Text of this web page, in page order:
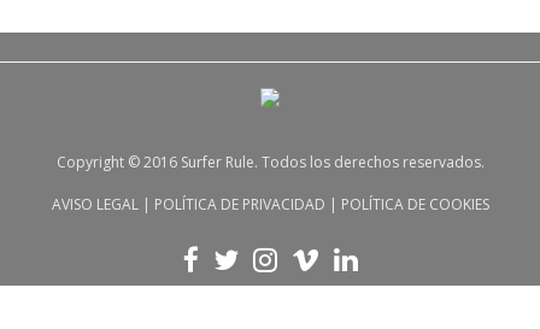
Copyright © 2016 Surfer Rule. Todos los derechos reservados.
AVISO LEGAL| POLÍTICA DE PRIVACIDAD | POLÍTICA DE COOKIES